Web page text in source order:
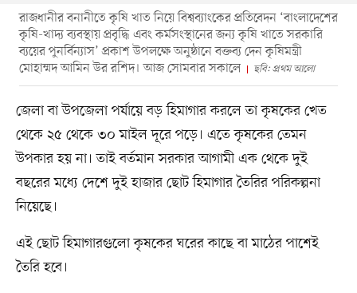
রাজধানীর বনানীতে কৃষি খাত নিয়ে বিশ্বব্যাংকের প্রতিবেদন ‘বাংলাদেশের
কৃষি-খাদ্য ব্যবস্থায় প্রবৃদ্ধি এবং কর্মসংস্থানের জন্য কৃষি খাতে সরকারি
ব্যয়ের পুনর্বিন্যাস’ প্রকাশ উপলক্ষে অনুষ্ঠানে বক্তব্য দেন কৃষিমন্ত্রী
মোহাম্মদ আমিন উর রশিদ। আজ সোমবার সকালে
ছবি: প্রথম আলো
জেলা বা উপজেলা পর্যায়ে বড় হিমাগার করলে তা কৃষকের খেত
থেকে ২৫ থেকে ৩০ মাইল দূরে পড়ে। এতে কৃষকের তেমন
উপকার হয় না। তাই বর্তমান সরকার আগামী এক থেকে দুই
বছরের মধ্যে দেশে দুই হাজার ছোট হিমাগার তৈরির পরিকল্পনা
নিয়েছে।
এই ছোট হিমাগারগুলো কৃষকের ঘরের কাছে বা মাঠের পাশেই
তৈরি হবে।